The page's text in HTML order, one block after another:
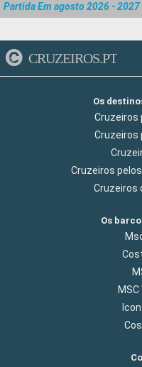
Partida Em agosto 2026 - 2027
CRUZEIROS.PT
Os
Cruzeiros
Cruzeiros
Cruzeiros
Cruzeiros
Os